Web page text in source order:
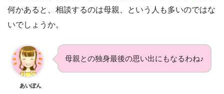
何かあると、相談するのは母親、という人も多いのではな
いでしょうか。
あいぽん
母親との独身最後の思い出にもなるわね♪